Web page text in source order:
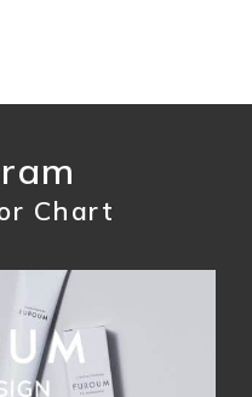
Chart